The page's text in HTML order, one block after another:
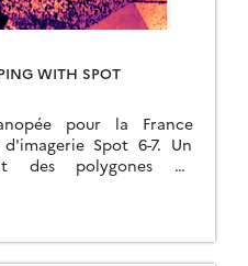
WITH SPOT
pour la France
Spot 6-7. Un
des polygones de